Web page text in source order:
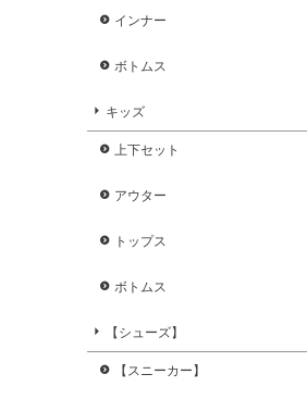
インナー
ボトムス
キッズ
上下セット
アウター
トップス
ボトムス
【シューズ】
【スニーカー】